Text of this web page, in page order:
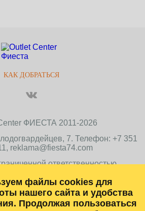
КАК ДОБРАТЬСЯ
ФИЕСТА 2011-2026
7. Телефон: +7 351
reklama@fiesta74.com
ответственностью
ОГРН 1027402320076
область, г. Челябинск, ул.
файлы cookies для
нашего сайта и удобства
Продолжая пользоваться